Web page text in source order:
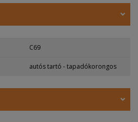
C69
autós tartó - tapadókorongos